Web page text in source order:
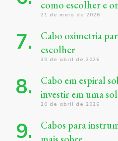
como escolher e
21 de maio de 2026
Cabo oximetria
escolher
30 de abril de 2026
Cabo em espiral
investir em uma
20 de abril de 2026
Cabos para